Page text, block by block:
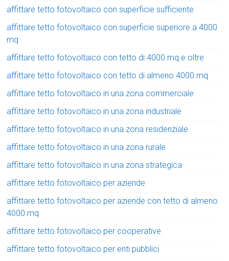
affittare tetto fotovoltaico con superficie sufficiente
affittare tetto fotovoltaico con superficie superiore a 4000
mq
affittare tetto fotovoltaico con tetto di 4000 mq e oltre
affittare tetto fotovoltaico con tetto di almeno 4000 mq
affittare tetto fotovoltaico in una zona commerciale
affittare tetto fotovoltaico in una zona industriale
affittare tetto fotovoltaico in una zona residenziale
affittare tetto fotovoltaico in una zona rurale
affittare tetto fotovoltaico in una zona strategica
affittare tetto fotovoltaico per aziende
affittare tetto fotovoltaico per aziende con tetto di almeno
4000 mq
affittare tetto fotovoltaico per cooperative
affittare tetto fotovoltaico per enti pubblici